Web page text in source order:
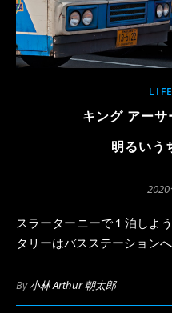
LIFE
キング アー
明るいう
スラーターニーで１泊しようという俺の提案を無視して、ナ
タリーはバスステーション
By小林 Arthur 朝太郎